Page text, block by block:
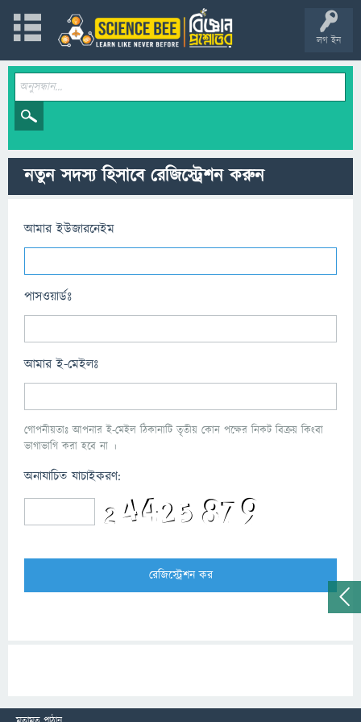
লগ ইন
নতুন সদস্য হিসাবে রেজিস্ট্রেশন করুন
আমার ইউজারনেইম
পাসওয়ার্ডঃ
আমার ই-মেইলঃ
গোপনীয়তাঃ আপনার ই-মেইল ঠিকানাটি তৃতীয় কোন পক্ষের নিকট বিক্রয় কিংবা
ভাগাভাগি করা হবে না ।
অনাযাচিত যাচাইকরণ: